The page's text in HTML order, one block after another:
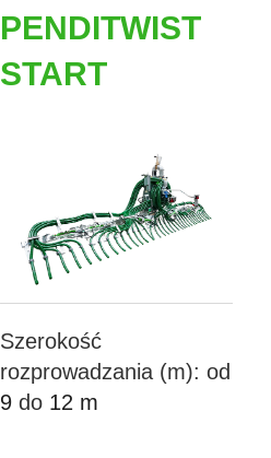
PENDITWIST
START
Szerokość
rozprowadzania (m): od
9 do 12 m